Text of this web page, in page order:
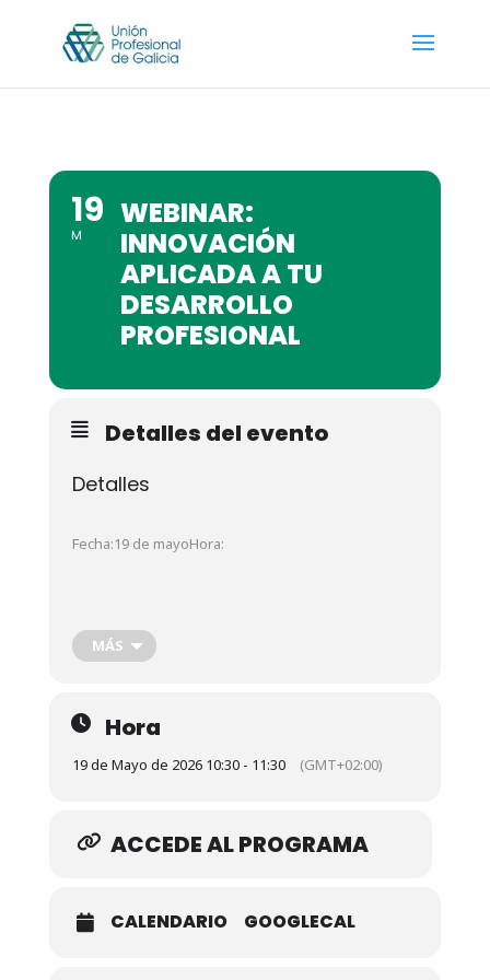
19
M
WEBINAR:
INNOVACIÓN
APLICADA A TU
DESARROLLO
PROFESIONAL
Detalles del evento
Detalles
Fecha:19 de mayoHora:
Organizador
CIS Tecnoloxía e DeseñoTeléfono:981 337
Agenda
proyecto OPENLABS.M.ª Jesús Rodríguez
Legarreta. Técnica del proyecto.
MÁS
Hora
19 de Mayo de 2026 10:30 - 11:30 (GMT+02:00)
ACCEDE AL PROGRAMA
CALENDARIO GOOGLECAL